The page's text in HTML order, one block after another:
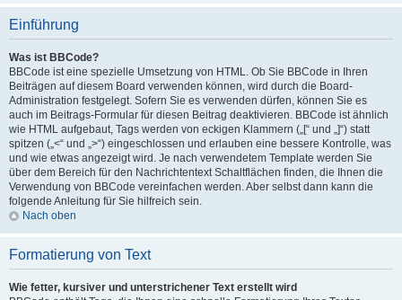
Einführung
Was ist BBCode?
BBCode ist eine spezielle Umsetzung von HTML. Ob Sie BBCode in Ihren
Beiträgen auf diesem Board verwenden können, wird durch die Board-
Administration festgelegt. Sofern Sie es verwenden dürfen, können Sie es
auch im Beitrags-Formular für diesen Beitrag deaktivieren. BBCode ist ähnlich
wie HTML aufgebaut, Tags werden von eckigen Klammern („[“ und „]“) statt
spitzen („<“ und „>“) eingeschlossen und erlauben eine bessere Kontrolle, was
und wie etwas angezeigt wird. Je nach verwendetem Template werden Sie
über dem Bereich für den Nachrichtentext Schaltflächen finden, die Ihnen die
Verwendung von BBCode vereinfachen werden. Aber selbst dann kann die
folgende Anleitung für Sie hilfreich sein.
Nach oben
Formatierung von Text
Wie fetter, kursiver und unterstrichener Text erstellt wird